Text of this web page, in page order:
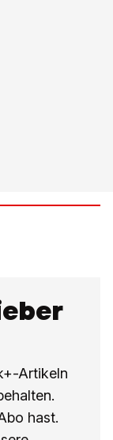
Artikeln
hast.